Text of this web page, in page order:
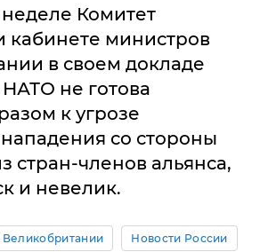
Комитет
кабинете министров
в своем докладе
не готова
к угрозе
со стороны
стран-членов альянса,
и невелик.
Великобритании Новости России